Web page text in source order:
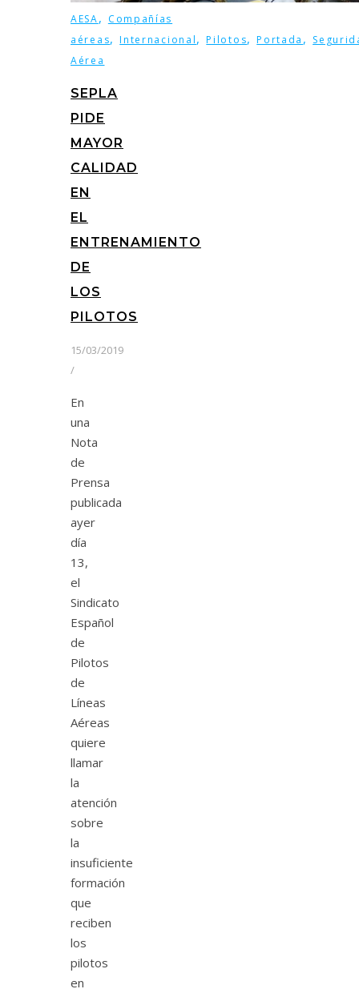
AESA, Compañías
aéreas,Internacional,Pilotos,Portada ,
Aérea
SEPLA
PIDE
MAYOR
CALIDAD
EN
EL
ENTRENAMIENTO
DE
LOS
PILOTOS
15/03/2019
/
En
una
Nota
de
Prensa
publicada
ayer
día
13,
el
Sindicato
Español
de
Pilotos
de
Líneas
Aéreas
quiere
llamar
la
atención
sobre
la
insuficiente
formación
que
reciben
los
pilotos
en